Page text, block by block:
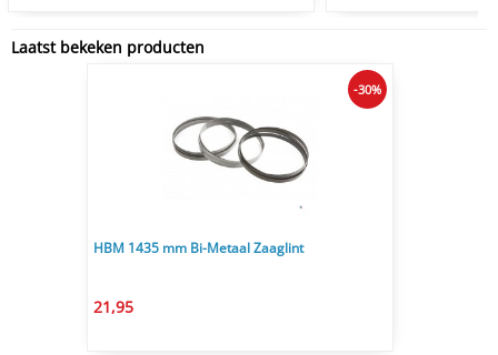
Laatst bekeken producten
HBM 1435 mm Bi-Metaal Zaaglint
21,95
-30%